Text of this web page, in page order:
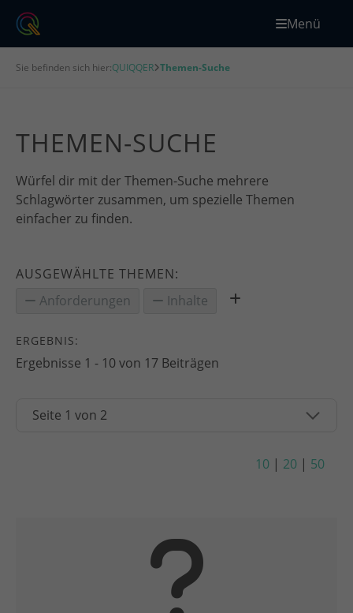
Menü
Sie befinden sich hier:QUIQQER Themen-Suche
THEMEN-SUCHE
Würfel dir mit der Themen-Suche mehrere
Schlagwörter zusammen, um spezielle Themen
einfacher zu finden.
AUSGEWÄHLTE THEMEN:
Anforderungen
Inhalte
ERGEBNIS:
Ergebnisse 1 - 10 von 17 Beiträgen
10 | 20 | 50